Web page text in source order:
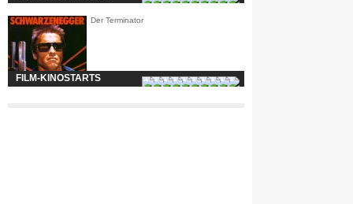
Der Terminator
FILM-KINOSTARTS